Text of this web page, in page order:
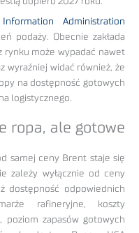
Administration
podaży. Obecnie zakłada
rynku może wypadać nawet
wyraźniej widać również, że
na dostępność gotowych
logistycznego.
ropa, ale gotowe
samej ceny Brent staje się
zależy wyłącznie od ceny
dostępność odpowiednich
rafineryjne, koszty
poziom zapasów gotowych